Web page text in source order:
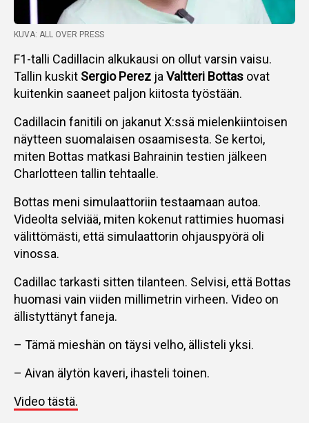
KUVA: ALL OVER PRESS
F1-talli Cadillacin alkukausi on ollut varsin vaisu.
Tallin kuskit Sergio Perez ja Valtteri Bottas ovat
kuitenkin saaneet paljon kiitosta työstään.
Cadillacin fanitili on jakanut X:ssä mielenkiintoisen
näytteen suomalaisen osaamisesta. Se kertoi,
miten Bottas matkasi Bahrainin testien jälkeen
Charlotteen tallin tehtaalle.
Bottas meni simulaattoriin testaamaan autoa.
Videolta selviää, miten kokenut rattimies huomasi
välittömästi, että simulaattorin ohjauspyörä oli
vinossa.
Cadillac tarkasti sitten tilanteen. Selvisi, että Bottas
huomasi vain viiden millimetrin virheen. Video on
ällistyttänyt faneja.
– Tämä mieshän on täysi velho, ällisteli yksi.
– Aivan älytön kaveri, ihasteli toinen.
Video tästä.